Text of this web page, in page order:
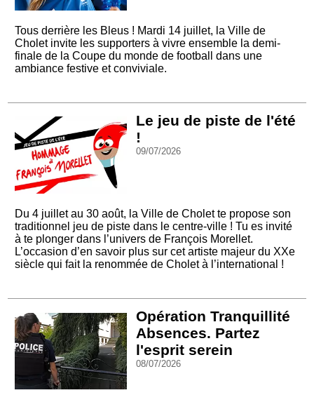
Tous derrière les Bleus ! Mardi 14 juillet, la Ville de
Cholet invite les supporters à vivre ensemble la demi-
finale de la Coupe du monde de football dans une
ambiance festive et conviviale.
Le jeu de piste de l'été
!
09/07/2026
Du 4 juillet au 30 août, la Ville de Cholet te propose son
traditionnel jeu de piste dans le centre-ville ! Tu es invité
à te plonger dans l’univers de François Morellet.
L’occasion d’en savoir plus sur cet artiste majeur du XXe
siècle qui fait la renommée de Cholet à l’international !
Opération Tranquillité
Absences. Partez
l'esprit serein
08/07/2026